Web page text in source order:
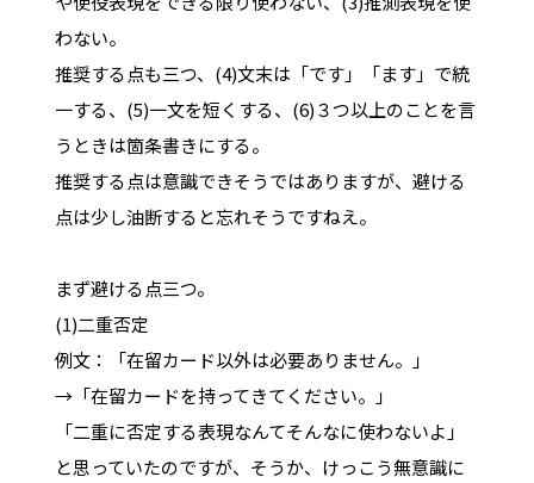
わない。
推奨する点も三つ、(4)文末は「です」「ます」で統
一する、(5)一文を短くする、(6)３つ以上のことを言
うときは箇条書きにする。
推奨する点は意識できそうではありますが、避ける
点は少し油断すると忘れそうですねえ。
まず避ける点三つ。
(1)二重否定
例文：「在留カード以外は必要ありません。」
→「在留カードを持ってきてください。」
「二重に否定する表現なんてそんなに使わないよ」
と思っていたのですが、そうか、けっこう無意識に